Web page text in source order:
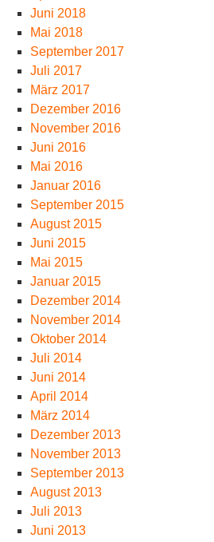
Juni 2018
Mai 2018
September 2017
Juli 2017
März 2017
Dezember 2016
November 2016
Juni 2016
Mai 2016
Januar 2016
September 2015
August 2015
Juni 2015
Mai 2015
Januar 2015
Dezember 2014
November 2014
Oktober 2014
Juli 2014
Juni 2014
April 2014
März 2014
Dezember 2013
November 2013
September 2013
August 2013
Juli 2013
Juni 2013